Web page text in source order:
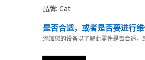
品牌: Cat
是否合适，或者是否要进行维
添加您的设备以了解此零件是否合适，